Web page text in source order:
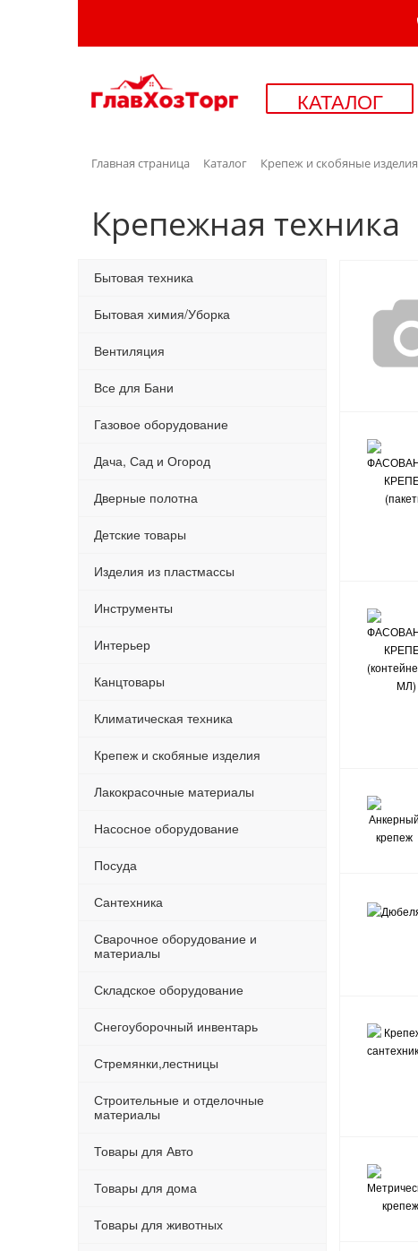
КАТАЛОГ
Главная страница Каталог Крепеж и скобяные изделия
Крепежная техника
Бытовая техника
Бытовая химия/Уборка
Вентиляция
Все для Бани
Газовое оборудование
Дача, Сад и Огород
Дверные полотна
Детские товары
Изделия из пластмассы
Инструменты
Интерьер
Канцтовары
Климатическая техника
Крепеж и скобяные изделия
Лакокрасочные материалы
Насосное оборудование
Посуда
Сантехника
Сварочное оборудование и
материалы
Складское оборудование
Снегоуборочный инвентарь
Стремянки,лестницы
Строительные и отделочные
материалы
Товары для Авто
Товары для дома
Товары для животных